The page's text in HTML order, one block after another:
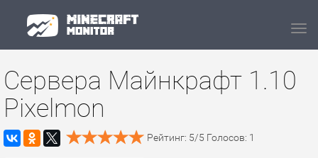
Сервера Майнкрафт 1.10
Pixelmon
Рейтинг: 5/5 Голосов: 1